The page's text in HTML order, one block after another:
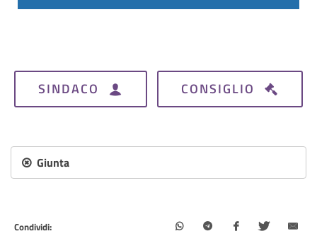
SINDACO CONSIGLIO
Giunta
Condividi: